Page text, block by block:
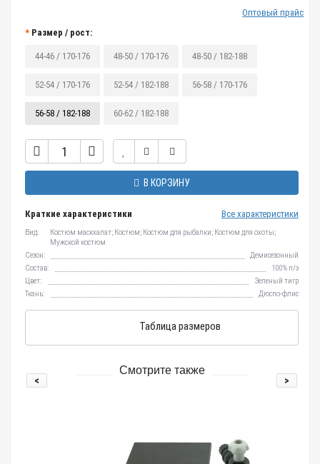
Оптовый прайс
Размер / рост:
44-46 / 170-176 48-50 / 170-176 48-50 / 182-188
52-54 / 170-176 52-54 / 182-188 56-58 / 170-176
56-58 / 182-188 60-62 / 182-188
В КОРЗИНУ
Краткие характеристики Все характеристики
Вид:
Костюм маскхалат; Костюм; Костюм для рыбалки; Костюм для охоты;
Мужской костюм
Сезон:
Демисезонный
Состав:
100% п/э
Цвет:
Зеленый тигр
Ткань:
Дюспо-флис
Таблица размеров
Смотрите также
< >